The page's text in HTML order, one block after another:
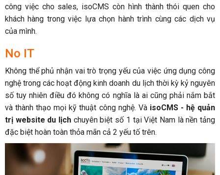
công việc cho sales, isoCMS còn hình thành thói quen cho
khách hàng trong việc lựa chọn hành trình cùng các dịch vụ
của mình.
No IT
Không thể phủ nhận vai trò trọng yếu của việc ứng dụng công
nghệ trong các hoạt động kinh doanh du lịch thời kỳ kỷ nguyên
số tuy nhiên điều đó không có nghĩa là ai cũng phải nắm bắt
và thành thạo mọi kỹ thuật công nghệ. Và isoCMS - hệ quản
trị website du lịch chuyên biệt số 1 tại Việt Nam là nền tảng
đặc biệt hoàn toàn thỏa mãn cả 2 yếu tố trên.